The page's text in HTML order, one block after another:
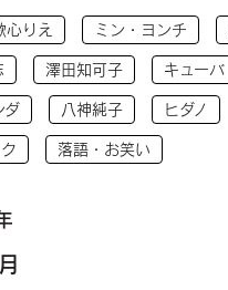
心りえ ミン・ヨンチ
澤田知可子 キューバ
ダ 八神純子 ヒダノ
落語・お笑い
月